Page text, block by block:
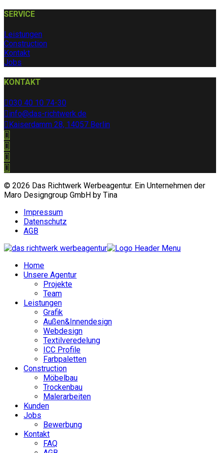
SERVICE
Leistungen
Construction
Kontakt
Jobs
KONTAKT
030 40 10 74-30
info@das-richtwerk.de
Kaiserdamm 28, 14057 Berlin
© 2026 Das Richtwerk Werbeagentur. Ein Unternehmen der
Maro Designgroup GmbH by Tina
Impressum
Datenschutz
AGB
Home
Unsere Agentur
Projekte
Team
Leistungen
Grafik
Außen&Innendesign
Webdesign
Textilveredelung
ICC Profile
Farbpaletten
Construction
Möbelbau
Trockenbau
Malerarbeiten
Kunden
Jobs
Bewerbung
Kontakt
FAQ